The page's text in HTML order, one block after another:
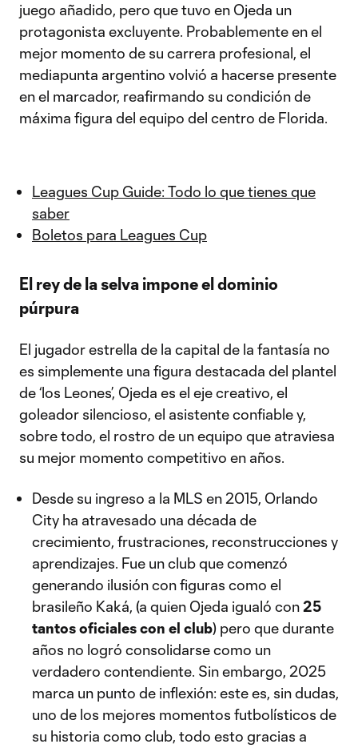
juego añadido, pero que tuvo en Ojeda un
protagonista excluyente. Probablemente en el
mejor momento de su carrera profesional, el
mediapunta argentino volvió a hacerse presente
en el marcador, reafirmando su condición de
máxima figura del equipo del centro de Florida.
Leagues Cup Guide: Todo lo que tienes que
saber
Boletos para Leagues Cup
El rey de la selva impone el dominio
púrpura
El jugador estrella de la capital de la fantasía no
es simplemente una figura destacada del plantel
de ‘los Leones’, Ojeda es el eje creativo, el
goleador silencioso, el asistente confiable y,
sobre todo, el rostro de un equipo que atraviesa
su mejor momento competitivo en años.
Desde su ingreso a la MLS en 2015, Orlando
City ha atravesado una década de
crecimiento, frustraciones, reconstrucciones y
aprendizajes. Fue un club que comenzó
generando ilusión con figuras como el
brasileño Kaká, (a quien Ojeda igualó con25
tantos oficiales con el club) pero que durante
años no logró consolidarse como un
verdadero contendiente. Sin embargo, 2025
marca un punto de inflexión: este es, sin dudas,
uno de los mejores momentos futbolísticos de
su historia como club, todo esto gracias a